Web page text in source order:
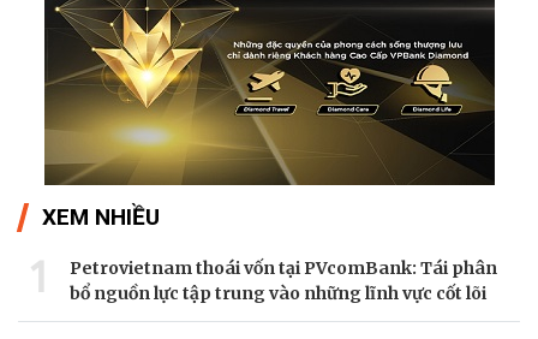
XEM NHIỀU
1
Petrovietnam thoái vốn tại PVcomBank: Tái phân
bổ nguồn lực tập trung vào những lĩnh vực cốt lõi